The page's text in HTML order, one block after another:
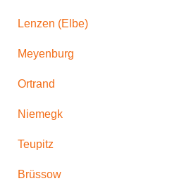
Lenzen (Elbe)
Meyenburg
Ortrand
Niemegk
Teupitz
Brüssow